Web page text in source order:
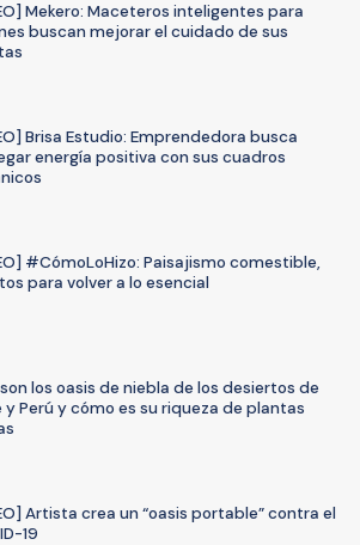
Mekero: Maceteros inteligentes para
buscan mejorar el cuidado de sus
Brisa Estudio: Emprendedora busca
energía positiva con sus cuadros
#CómoLoHizo: Paisajismo comestible,
para volver a lo esencial
los oasis de niebla de los desiertos de
y Perú y cómo es su riqueza de plantas
Artista crea un “oasis portable” contra el
19